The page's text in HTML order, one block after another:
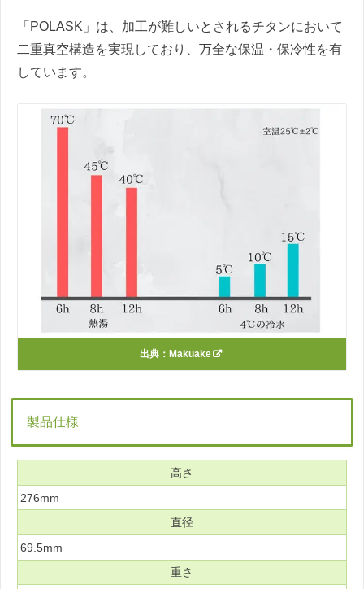
「POLASK」は、加工が難しいとされるチタンにおいて
二重真空構造を実現しており、万全な保温・保冷性を有
しています。
出典： Makuake
製品仕様
高さ
276mm
直径
69.5mm
重さ